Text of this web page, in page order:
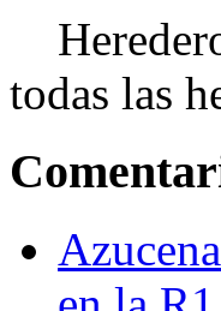
todas las